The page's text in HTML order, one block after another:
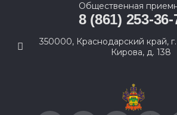
Общественная
8 (861) 253-36-
350000, Краснодарский край,
Кирова, д. 138